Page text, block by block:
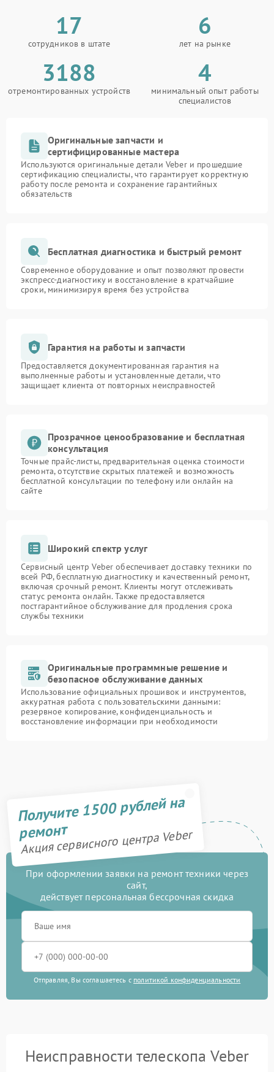
17
сотрудников в штате
6
лет на рынке
3188
отремонтированных устройств
4
минимальный опыт работы
специалистов
Оригинальные запчасти и
сертифицированные мастера
Используются оригинальные детали Veber и прошедшие
сертификацию специалисты, что гарантирует корректную
работу после ремонта и сохранение гарантийных
обязательств
Бесплатная диагностика и быстрый ремонт
Современное оборудование и опыт позволяют провести
экспресс-диагностику и восстановление в кратчайшие
сроки, минимизируя время без устройства
Гарантия на работы и запчасти
Предоставляется документированная гарантия на
выполненные работы и установленные детали, что
защищает клиента от повторных неисправностей
Прозрачное ценообразование и бесплатная
консультация
Точные прайс-листы, предварительная оценка стоимости
ремонта, отсутствие скрытых платежей и возможность
бесплатной консультации по телефону или онлайн на
сайте
Широкий спектр услуг
Сервисный центр Veber обеспечивает доставку техники по
всей РФ, бесплатную диагностику и качественный ремонт,
включая срочный ремонт. Клиенты могут отслеживать
статус ремонта онлайн. Также предоставляется
постгарантийное обслуживание для продления срока
службы техники
Оригинальные программные решение и
безопасное обслуживание данных
Использование официальных прошивок и инструментов,
аккуратная работа с пользовательскими данными:
резервное копирование, конфиденциальность и
восстановление информации при необходимости
Получите 1500 рублей на
ремонт
Акция сервисного центра Veber
При оформлении заявки на ремонт техники через
сайт,
действует персональная бессрочная скидка
Отправляя, Вы соглашаетесь с политикой конфиденциальности
Неисправности телескопа Veber